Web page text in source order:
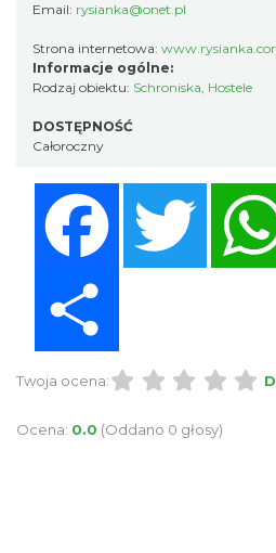
Email: rysianka@onet.pl
Strona internetowa:
Informacje ogólne:
Rodzaj obiektu: Schroniska, Hostele
DOSTĘPNOŚĆ
Całoroczny
Twitter
Twoja ocena:
Ocena: 0.0 (Oddano 0 głosy)